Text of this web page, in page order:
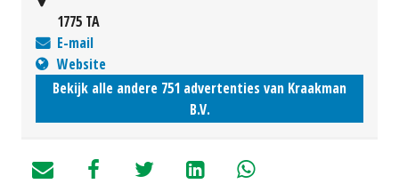
1775 TA
E-mail
Website
Bekijk alle andere 751 advertenties van Kraakman
B.V.